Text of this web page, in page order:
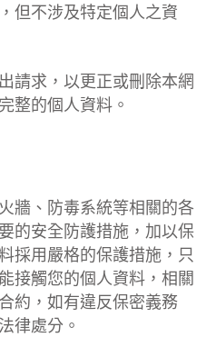
但不涉及特定個人之資
請求，以更正或刪除本網
整的個人資料。
牆、防毒系統等相關的各
的安全防護措施，加以保
採用嚴格的保護措施，只
接觸您的個人資料，相關
約，如有違反保密義務
律處分。